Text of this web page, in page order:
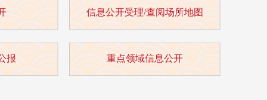
信息公开受理/查阅场所地图
报 重点领域信息公开
务公开
信用服务
结果公开
信息公开年报
数据统计